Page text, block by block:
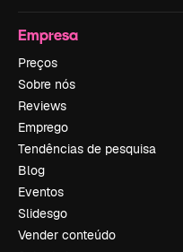
Empresa
Preços
Sobre nós
Reviews
Emprego
Tendências de pesquisa
Blog
Eventos
Slidesgo
Vender conteúdo